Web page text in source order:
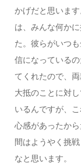
かげだと思いま
は、みんな何か
た。彼らがいつ
信になっている
てくれたので、
大抵のことに対
いるんですが、
心感があったか
間はようやく挑
なと思います。